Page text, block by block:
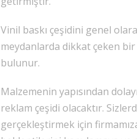
Vinil baskı çeşidini genel
meydanlarda dikkat çeken
bulunur.
Malzemenin yapısından
reklam çeşidi olacaktır.
gerçekleştirmek için